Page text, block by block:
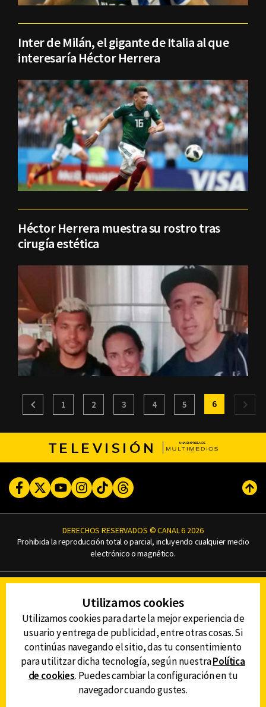
Inter de Milán, el gigante de Italia al que
interesaría Héctor Herrera
Héctor Herrera muestra su rostro tras
cirugía estética
1 2 3 4 5 6
TELEVISIÓN
FacebookTwitterYoutubeInstagram
TikTokThreads
DERECHOS RESERVADOS © CANAL 6 2026
Prohibida la reproducción total o parcial, incluyendo cualquier medio
electrónico o magnético.
AVISO DE PRIVACIDAD
AVISO LEGAL
DEFENSORÍA DE LAS AUDIENCIAS
DESCARGA LA APP DE CANAL 6
Utilizamos cookies
Utilizamos cookies para darte la mejor experiencia de
usuario y entrega de publicidad, entre otras cosas. Si
continúas navegando el sitio, das tu consentimiento
para utilitzar dicha tecnología, según nuestraPolítica
de cookies. Puedes cambiar la configuración en tu
navegador cuando gustes.